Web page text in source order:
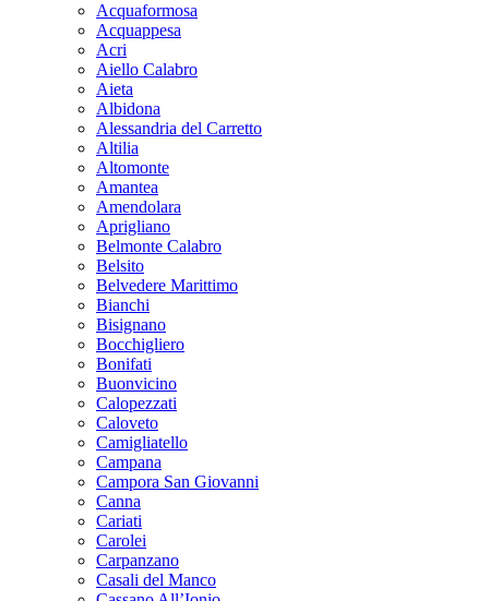
Acquaformosa
Acquappesa
Acri
Aiello Calabro
Aieta
Albidona
Alessandria del Carretto
Altilia
Altomonte
Amantea
Amendolara
Aprigliano
Belmonte Calabro
Belsito
Belvedere Marittimo
Bianchi
Bisignano
Bocchigliero
Bonifati
Buonvicino
Calopezzati
Caloveto
Camigliatello
Campana
Campora San Giovanni
Canna
Cariati
Carolei
Carpanzano
Casali del Manco